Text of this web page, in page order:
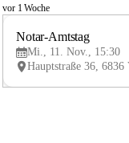
V
vor 1 Woche
Notar-Amtstag
Mi., 11. Nov., 15:30